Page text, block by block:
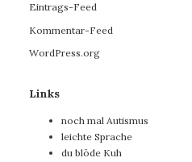
Eintrags-Feed
Kommentar-Feed
WordPress.org
Links
noch mal Autismus
leichte Sprache
du blöde Kuh